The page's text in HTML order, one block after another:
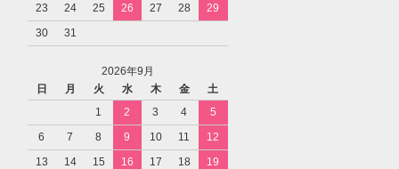
23
24 25 26 27 28
29
30
31
2026年9月
日
月 火 水 木 金
土
1
2 3 4
5
6
7 8 9 10 11
12
13
14 15 16 17 18
19